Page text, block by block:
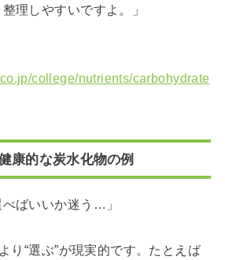
整理しやすいですよ。」
college/nutrients/carbohydrate
康的な炭水化物の例
べばいいか迷う…」
より“選ぶ”が現実的です。たとえば